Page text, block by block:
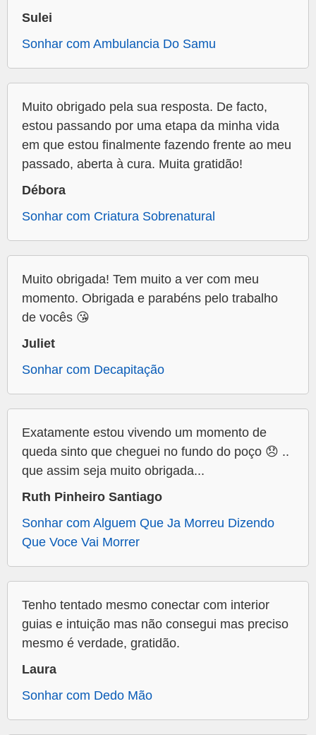
Sulei
Sonhar com Ambulancia Do Samu
Muito obrigado pela sua resposta. De facto,
estou passando por uma etapa da minha vida
em que estou finalmente fazendo frente ao meu
passado, aberta à cura. Muita gratidão!
Débora
Sonhar com Criatura Sobrenatural
Muito obrigada! Tem muito a ver com meu
momento. Obrigada e parabéns pelo trabalho
de vocês 😘
Juliet
Sonhar com Decapitação
Exatamente estou vivendo um momento de
queda sinto que cheguei no fundo do poço 😞 ..
que assim seja muito obrigada...
Ruth Pinheiro Santiago
Sonhar com Alguem Que Ja Morreu Dizendo
Que Voce Vai Morrer
Tenho tentado mesmo conectar com interior
guias e intuição mas não consegui mas preciso
mesmo é verdade, gratidão.
Laura
Sonhar com Dedo Mão